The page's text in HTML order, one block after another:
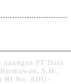
PT Duta
S.H.,
RI No. AHU-